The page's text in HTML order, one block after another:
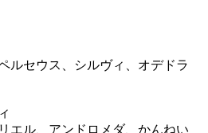
ウス、シルヴィ、オデドラ
、アンドロメダ、かんねい